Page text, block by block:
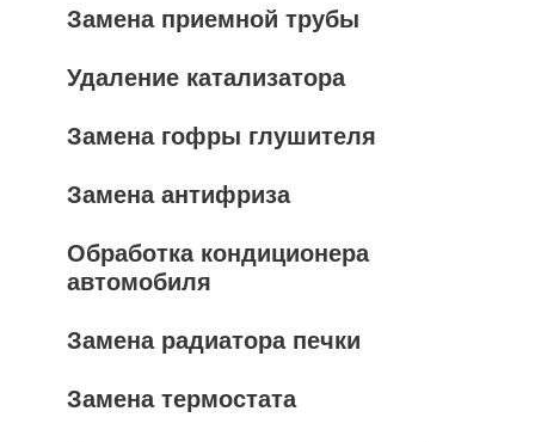
Замена приемной трубы
Удаление катализатора
Замена гофры глушителя
Замена антифриза
Обработка кондиционера
автомобиля
Замена радиатора печки
Замена термостата